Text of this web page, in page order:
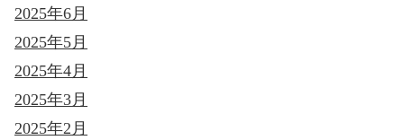
2025年6月
2025年5月
2025年4月
2025年3月
2025年2月